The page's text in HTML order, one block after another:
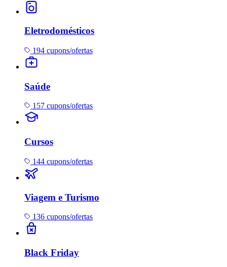
Eletrodomésticos
194 cupons/ofertas
Saúde
157 cupons/ofertas
Cursos
144 cupons/ofertas
Viagem e Turismo
136 cupons/ofertas
Black Friday